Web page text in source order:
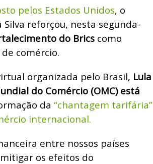
pelos Estados Unidos, o
reforçou, nesta segunda-
do Brics como
comércio.
organizada pelo Brasil, Lula
do Comércio (OMC) está
da “chantagem tarifária”
internacional.
entre nossos países
os efeitos do